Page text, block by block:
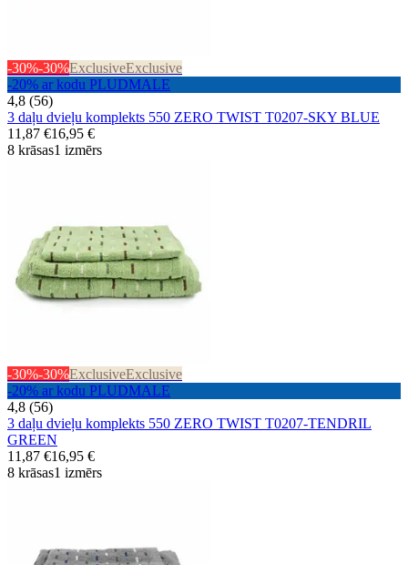
-30%-30%ExclusiveExclusive
-20% ar kodu PLUDMALE
4,8 (56)
3 daļu dvieļu komplekts 550 ZERO TWIST T0207-SKY BLUE
11,87 €16,95 €
8 krāsas1 izmērs
-30%-30%ExclusiveExclusive
-20% ar kodu PLUDMALE
4,8 (56)
3 daļu dvieļu komplekts 550 ZERO TWIST T0207-TENDRIL
GREEN
11,87 €16,95 €
8 krāsas1 izmērs